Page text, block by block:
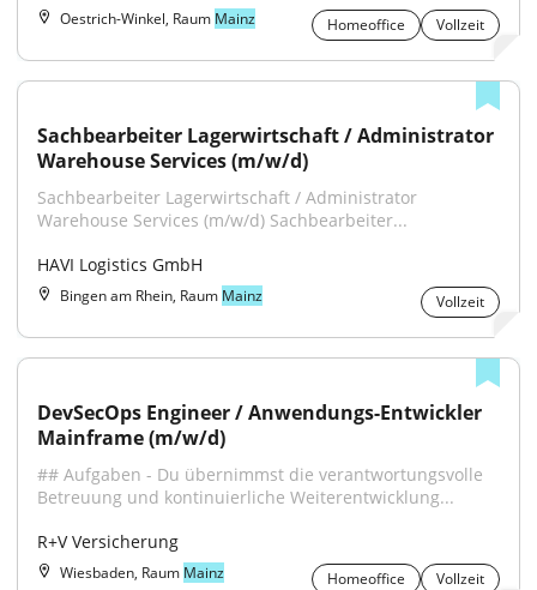
Oestrich-Winkel, Raum Mainz Homeoffice Vollzeit
Sachbearbeiter Lagerwirtschaft / Administrator
Warehouse Services (m/w/d)
Sachbearbeiter Lagerwirtschaft / Administrator
Warehouse Services (m/w/d) Sachbearbeiter...
HAVI Logistics GmbH
Bingen am Rhein, Raum Mainz Vollzeit
DevSecOps Engineer / Anwendungs-Entwickler
Mainframe (m/w/d)
## Aufgaben - Du übernimmst die verantwortungsvolle
Betreuung und kontinuierliche Weiterentwicklung...
R+V Versicherung
Wiesbaden, Raum Mainz Homeoffice Vollzeit